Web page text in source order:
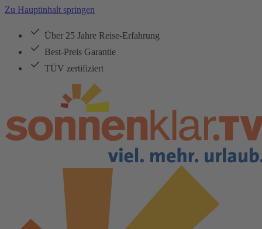
Zu Hauptinhalt springen
Über 25 Jahre Reise-Erfahrung
Best-Preis Garantie
TÜV zertifiziert